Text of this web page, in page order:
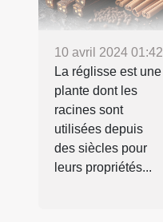
10 avril 2024 01:42
La réglisse est une
plante dont les
racines sont
utilisées depuis
des siècles pour
leurs propriétés...